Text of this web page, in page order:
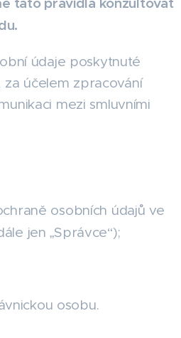
údaje poskytnuté
účelem zpracování
mezi smluvními
osobních údajů ve
jen „Správce“);
osobu.